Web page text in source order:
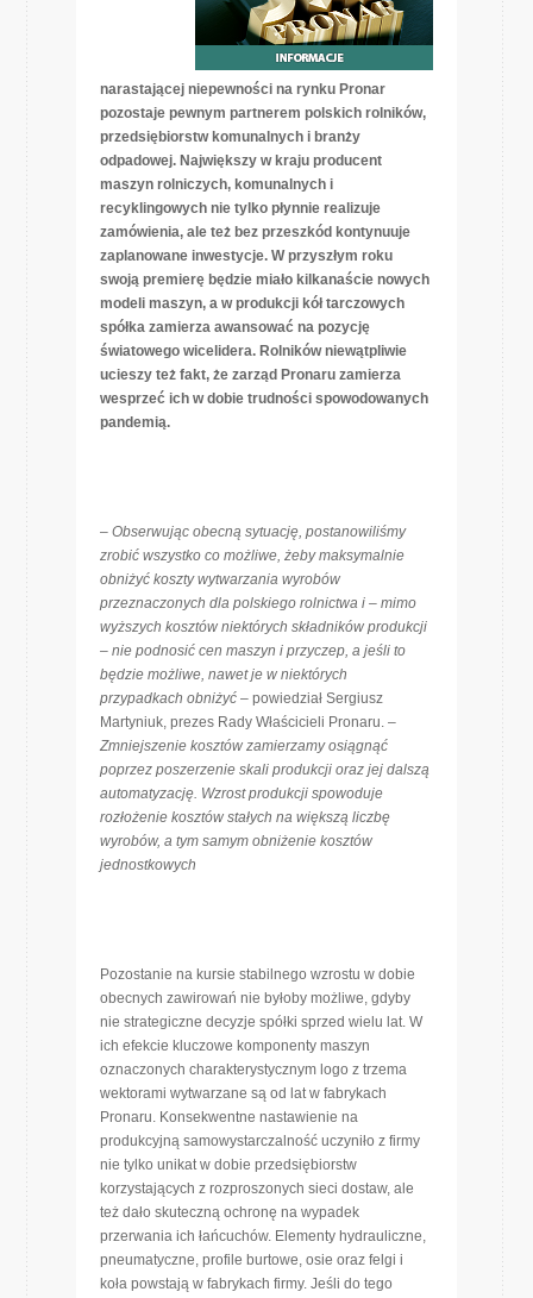
narastającej niepewności na rynku Pronar
pozostaje pewnym partnerem polskich rolników,
przedsiębiorstw komunalnych i branży
odpadowej. Największy w kraju producent
maszyn rolniczych, komunalnych i
recyklingowych nie tylko płynnie realizuje
zamówienia, ale też bez przeszkód kontynuuje
zaplanowane inwestycje. W przyszłym roku
swoją premierę będzie miało kilkanaście nowych
modeli maszyn, a w produkcji kół tarczowych
spółka zamierza awansować na pozycję
światowego wicelidera. Rolników niewątpliwie
ucieszy też fakt, że zarząd Pronaru zamierza
wesprzeć ich w dobie trudności spowodowanych
pandemią.
– Obserwując obecną sytuację, postanowiliśmy
zrobić wszystko co możliwe, żeby maksymalnie
obniżyć koszty wytwarzania wyrobów
przeznaczonych dla polskiego rolnictwa i – mimo
wyższych kosztów niektórych składników produkcji
– nie podnosić cen maszyn i przyczep, a jeśli to
będzie możliwe, nawet je w niektórych
przypadkach obniżyć – powiedział Sergiusz
Martyniuk, prezes Rady Właścicieli Pronaru. –
Zmniejszenie kosztów zamierzamy osiągnąć
poprzez poszerzenie skali produkcji oraz jej dalszą
automatyzację. Wzrost produkcji spowoduje
rozłożenie kosztów stałych na większą liczbę
wyrobów, a tym samym obniżenie kosztów
jednostkowych
Pozostanie na kursie stabilnego wzrostu w dobie
obecnych zawirowań nie byłoby możliwe, gdyby
nie strategiczne decyzje spółki sprzed wielu lat. W
ich efekcie kluczowe komponenty maszyn
oznaczonych charakterystycznym logo z trzema
wektorami wytwarzane są od lat w fabrykach
Pronaru. Konsekwentne nastawienie na
produkcyjną samowystarczalność uczyniło z firmy
nie tylko unikat w dobie przedsiębiorstw
korzystających z rozproszonych sieci dostaw, ale
też dało skuteczną ochronę na wypadek
przerwania ich łańcuchów. Elementy hydrauliczne,
pneumatyczne, profile burtowe, osie oraz felgi i
koła powstają w fabrykach firmy. Jeśli do tego